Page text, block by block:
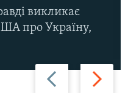
Назад Вперед
викликає
про Україну,